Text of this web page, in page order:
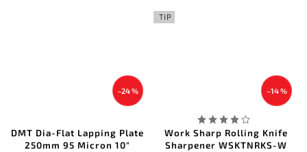
–14 %
Work Sharp Rolling Knife
Sharpener WSKTNRKS-W
–20 %
Lansky Soft-Grip Knife
Clamp